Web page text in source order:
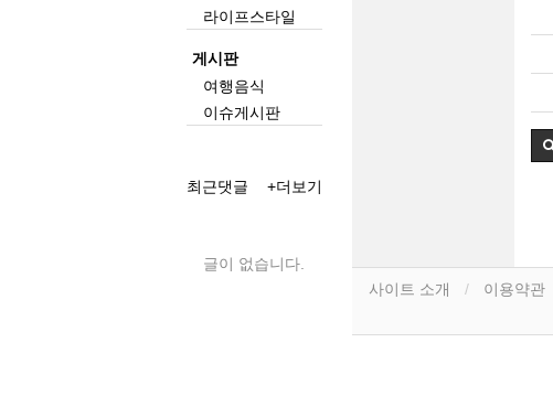
라이프스타일
게시판
여행음식
이슈게시판
+더보기
최근댓글
글이 없습니다.
사이트 소개 이용약관